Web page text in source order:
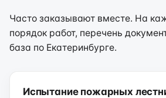
Часто заказывают вместе. На
порядок работ, перечень
база по Екатеринбурге.
Испытание пожарных